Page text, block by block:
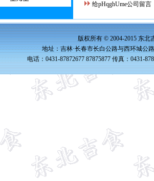
给pHqghUme公司留言
版权所有 © 2004-2015 东北
地址：吉林·长春市长白公路与西环城公
电话：0431-87872677 87875877 传真：0431-